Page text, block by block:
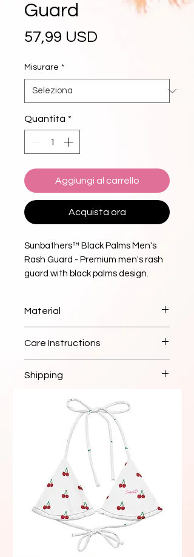
Guard
57,99 USD
Misurare *
Quantità *
Aggiungi al carrello
Acquista ora
Sunbathers™ Black Palms Men's
Rash Guard - Premium men's rash
guard with black palms design.
activities. High-quality construction
for durability.
Material
Care Instructions
Shipping
Ships within 2-3 business days